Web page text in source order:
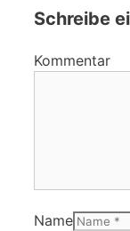
Schreibe
Kommentar
Name